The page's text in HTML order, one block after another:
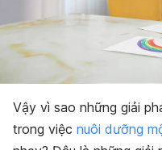
Vậy vì sao những giải
trong việc nuôi dưỡng